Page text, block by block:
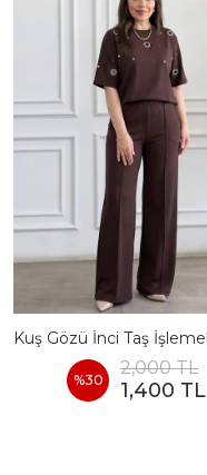
%30
2,000 TL
1,400 TL